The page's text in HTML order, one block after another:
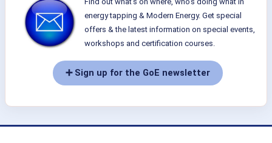
energy tapping & Modern Energy. Get special
offers & the latest information on special events,
workshops and certification courses.
➕ Sign up for the GoE newsletter